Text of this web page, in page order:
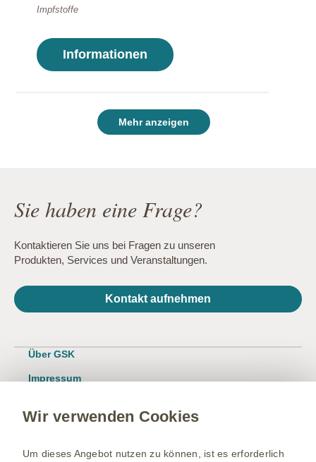
Impfstoffe
Informationen
Mehr anzeigen
Sie haben eine Frage?
Kontaktieren Sie uns bei Fragen zu unseren
Produkten, Services und Veranstaltungen.
Kontakt aufnehmen
Über GSK
Impressum
Kontakt/Nebenwirkung melden
Wir verwenden Cookies
Um dieses Angebot nutzen zu können, ist es erforderlich